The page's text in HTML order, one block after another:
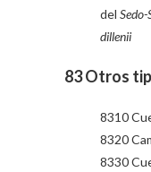
del
dillenii
83 Otros
8310
8320
8330